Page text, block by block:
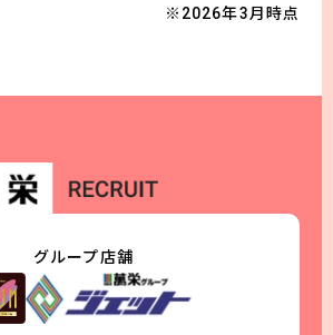
※2026年3月時点
グループ店舗